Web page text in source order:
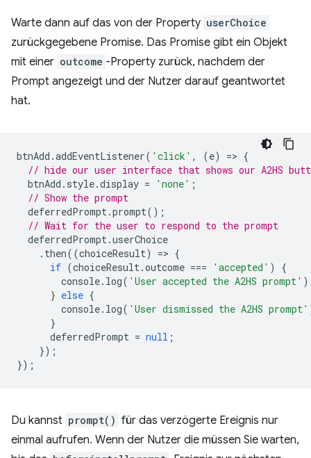
Warte dann auf das von der Property userChoice
zurückgegebene Promise. Das Promise gibt ein Objekt
mit einer outcome -Property zurück, nachdem der
Prompt angezeigt und der Nutzer darauf geantwortet
hat.
btnAdd .addEventListener( 'click' , (e) => {
// hide our user interface that shows our A2HS
btnAdd . style.display = 'none' ;
// Show the prompt
deferredPrompt.prompt();
// Wait for the user to respond to the prompt
deferredPrompt.userChoice
. then((choiceResult) => {
if (choiceResult.outcome === 'accepted' )
{
console. log( 'User accepted the A2HS prompt'
} else {
console. log( 'User dismissed the A2HS prompt'
}
deferredPrompt = null ;
});
});
Du kannst prompt() für das verzögerte Ereignis nur
einmal aufrufen. Wenn der Nutzer die müssen Sie warten,